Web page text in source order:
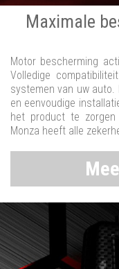
Maximale
Motor bescherming
Volledige
systemen van uw auto.
en eenvoudige
het product te zorgen
Monza heeft alle